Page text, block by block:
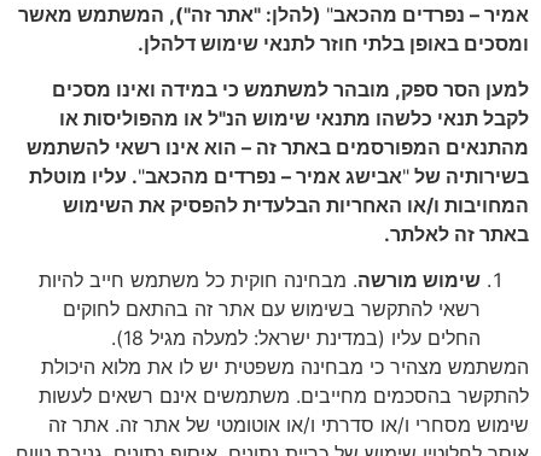
אמיר – נפרדים מהכאב" (להלן: "אתר זה"), המשתמש מאשר
ומסכים באופן בלתי חוזר לתנאי שימוש דלהלן.
למען הסר ספק, מובהר למשתמש כי במידה ואינו מסכים
לקבל תנאי כלשהו מתנאי שימוש הנ"ל או מהפוליסות או
מהתנאים המפורסמים באתר זה – הוא אינו רשאי להשתמש
בשירותיה של "אבישג אמיר – נפרדים מהכאב". עליו מוטלת
המחויבות ו/או האחריות הבלעדית להפסיק את השימוש
באתר זה לאלתר.
שימוש מורשה. מבחינה חוקית כל משתמש חייב להיות
רשאי להתקשר בשימוש עם אתר זה בהתאם לחוקים
החלים עליו (במדינת ישראל: למעלה מגיל 18).
המשתמש מצהיר כי מבחינה משפטית יש לו את מלוא היכולת
להתקשר בהסכמים מחייבים. משתמשים אינם רשאים לעשות
שימוש מסחרי ו/או סדרתי ו/או אוטומטי של אתר זה. אתר זה